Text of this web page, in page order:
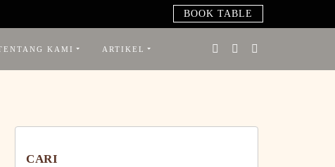
BOOK TABLE
KAMI ARTIKEL
CARI